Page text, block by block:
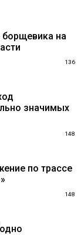
на
136
значимых
148
по трассе
148